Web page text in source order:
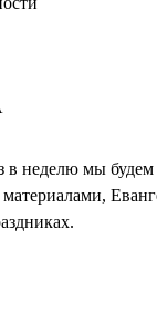
в неделю мы будем